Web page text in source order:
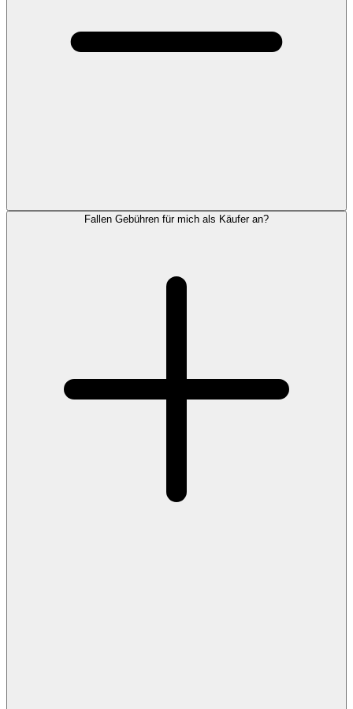
Fallen Gebühren für mich als Käufer an?